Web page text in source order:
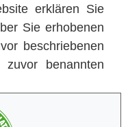
erklären Sie
Sie erhobenen
beschriebenen
benannten